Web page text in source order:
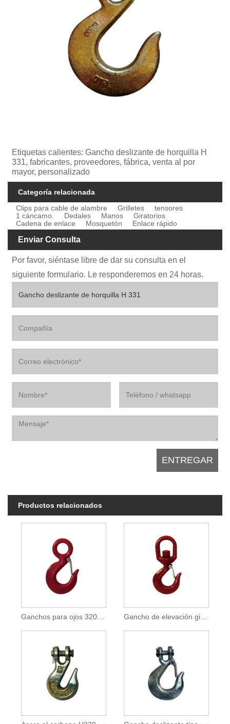
Etiquetas calientes: Gancho deslizante de horquilla H
331, fabricantes, proveedores, fábrica, venta al por
mayor, personalizado
Categoría relacionada
Clips para cable de alambre
Grilletes
tensores
1 cáncamo.
Dedales Manos
Giratorios
Cadena de enlace
Mosquetón Enlace rápido
Enviar Consulta
Por favor, siéntase libre de dar su consulta en el
siguiente formulario. Le responderemos en 24 horas.
Productos relacionados
Ganchos para ojos 320AC